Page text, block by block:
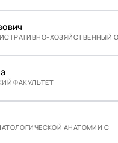
ХОЗЯЙСТВЕННЫЙ
ФАКУЛЬТЕТ
АНАТОМИИ С